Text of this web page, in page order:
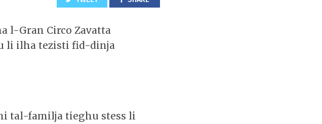
l-Gran Circo Zavatta
li ilha tezisti fid-dinja
tal-familja tieghu stess li